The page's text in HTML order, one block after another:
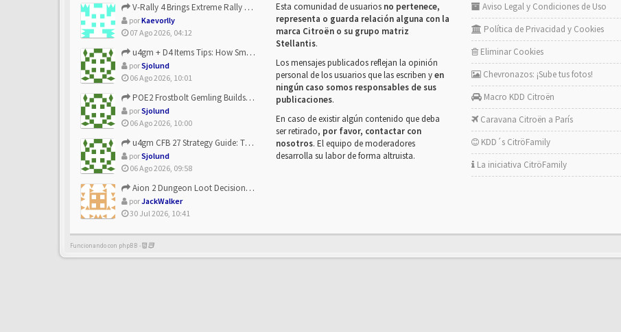
V-Rally 4 Brings Extreme Rally Racing With Challenging Track...
porKaevorlly
07 Ago 2026, 04:12
u4gm + D4 Items Tips: How Smart Players Optimize Gear, Build...
porSjolund
06 Ago 2026, 10:01
POE2 Frostbolt Gemling Builds Get Stronger With u4gm’s Ice C...
porSjolund
06 Ago 2026, 10:00
u4gm CFB 27 Strategy Guide: The Toxic Offensive Scheme Your ...
porSjolund
06 Ago 2026, 09:58
Aion 2 Dungeon Loot Decisions: Smarter Runs With U4N
porJackWalker
30 Jul 2026, 10:41
Esta comunidad de usuarios no pertenece,
representa o guarda relación alguna con la
marca Citroën o su grupo matriz
Stellantis.
Los mensajes publicados reflejan la opinión
personal de los usuarios que las escriben yen
ningún caso somos responsables de sus
publicaciones.
En caso de existir algún contenido que deba
ser retirado, por favor, contactar con
nosotros. El equipo de moderadores
desarrolla su labor de forma altruista.
Aviso Legal y Condiciones de Uso
Política de Privacidad y Cookies
Eliminar Cookies
Chevronazos: ¡Sube tus fotos!
Macro KDD Citroën
Caravana Citroën a París
KDD´s CitröFamily
La iniciativa CitröFamily
Funcionando con phpBB -